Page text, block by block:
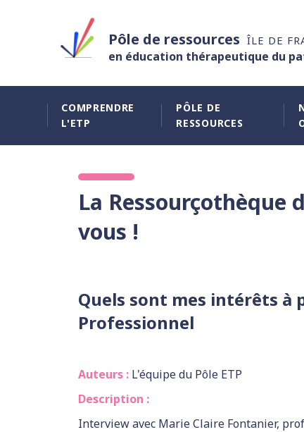
Pôle de ressources ÎLE DE
en éducation thérapeutique du
COMPRENDRE
L'ETP
PÔLE DE
RESSOURCES
La Ressourçothèque
vous !
Quels sont mes intérêts à
Professionnel
Auteurs : L'équipe du Pôle ETP
Description :
Interview avec Marie Claire Fontanier,